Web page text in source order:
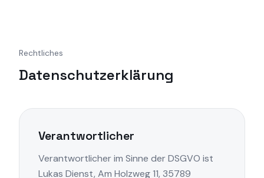
Rechtliches
Datenschutzerklärung
Verantwortlicher
Verantwortlicher im Sinne der DSGVO ist
Lukas Dienst, Am Holzweg 11, 35789